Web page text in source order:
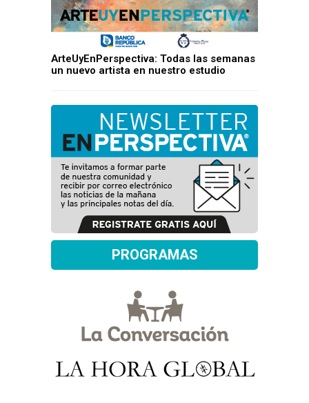
ArteUyEnPerspectiva: Todas las semanas
un nuevo artista en nuestro estudio
PROGRAMAS